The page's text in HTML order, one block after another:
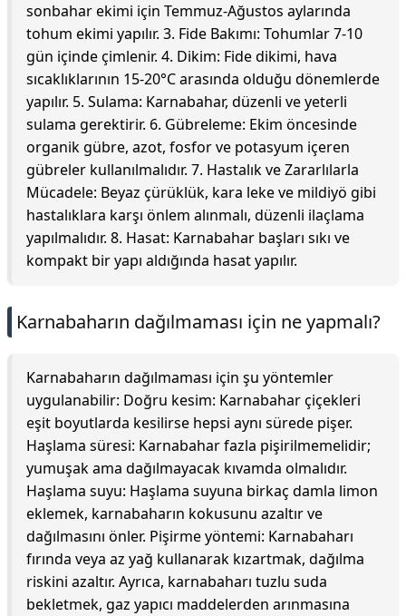
sonbahar ekimi için Temmuz-Ağustos aylarında
tohum ekimi yapılır. 3. Fide Bakımı: Tohumlar 7-10
gün içinde çimlenir. 4. Dikim: Fide dikimi, hava
sıcaklıklarının 15-20°C arasında olduğu dönemlerde
yapılır. 5. Sulama: Karnabahar, düzenli ve yeterli
sulama gerektirir. 6. Gübreleme: Ekim öncesinde
organik gübre, azot, fosfor ve potasyum içeren
gübreler kullanılmalıdır. 7. Hastalık ve Zararlılarla
Mücadele: Beyaz çürüklük, kara leke ve mildiyö gibi
hastalıklara karşı önlem alınmalı, düzenli ilaçlama
yapılmalıdır. 8. Hasat: Karnabahar başları sıkı ve
kompakt bir yapı aldığında hasat yapılır.
Karnabaharın dağılmaması için ne yapmalı?
Karnabaharın dağılmaması için şu yöntemler
uygulanabilir: Doğru kesim: Karnabahar çiçekleri
eşit boyutlarda kesilirse hepsi aynı sürede pişer.
Haşlama süresi: Karnabahar fazla pişirilmemelidir;
yumuşak ama dağılmayacak kıvamda olmalıdır.
Haşlama suyu: Haşlama suyuna birkaç damla limon
eklemek, karnabaharın kokusunu azaltır ve
dağılmasını önler. Pişirme yöntemi: Karnabaharı
fırında veya az yağ kullanarak kızartmak, dağılma
riskini azaltır. Ayrıca, karnabaharı tuzlu suda
bekletmek, gaz yapıcı maddelerden arınmasına